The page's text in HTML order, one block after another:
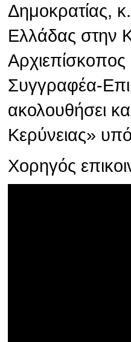
Δημοκρατίας,
Ελλάδας στην
Συγγραφέα-
ακολουθήσει
Κερύνειας»
Χορηγός